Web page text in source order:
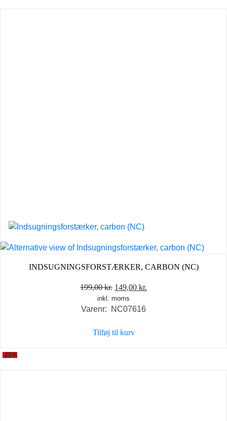
INDSUGNINGSFORSTÆRKER, CARBON (NC)
199,00kr. Den
oprindelige
pris
199,00 kr..
149,00 kr.
inkl. moms
Varenr: NC07616
Tilføj til kurv
-25%